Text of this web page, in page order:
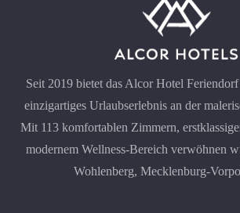
Seit 2019 bietet das Alcor Hotel Feriendorf
einzigartiges Urlaubserlebnis an der
Mit 113 komfortablen Zimmern,
modernem Wellness-Bereich verwöhnen
Wohlenberg, Mecklenburg-